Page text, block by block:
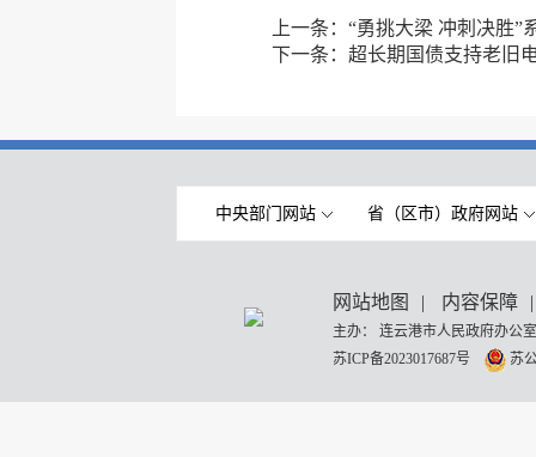
上一条： “勇挑大梁 冲刺决胜”
下一条： 超长期国债支持老旧
中央部门网站 省（区市）政府网站
网站地图 | 内容保障 |
主办： 连云港市人民政府办
苏ICP备2023017687号
苏